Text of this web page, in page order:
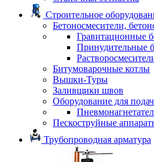
Строительное
Бетоносмесители,
Гравитационные
Принудительные
Битумоварочные котлы
Вышки-Туры
Заливщики швов
Оборудование для
Пескоструйные
Трубопроводная арматура